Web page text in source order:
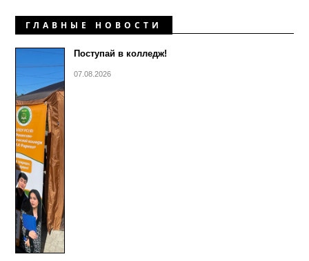
ГЛАВНЫЕ НОВОСТИ
Поступай в колледж!
07.08.2026